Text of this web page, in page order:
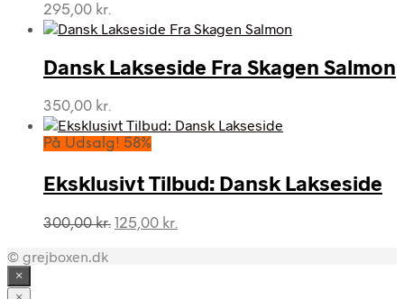
295,00 kr.
Dansk Lakseside Fra Skagen Salmon
350,00 kr.
På Udsalg! 58%
Eksklusivt Tilbud: Dansk Lakseside
300,00kr. Den
125,00 kr.
© grejboxen.dk
×